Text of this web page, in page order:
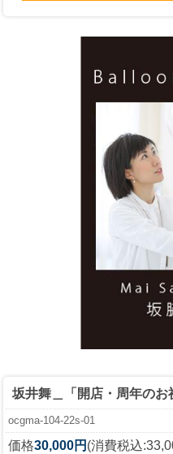
坂井舞＿「開店・周年のお
ocgma-104-22s-01
価格30,000円 (消費税込